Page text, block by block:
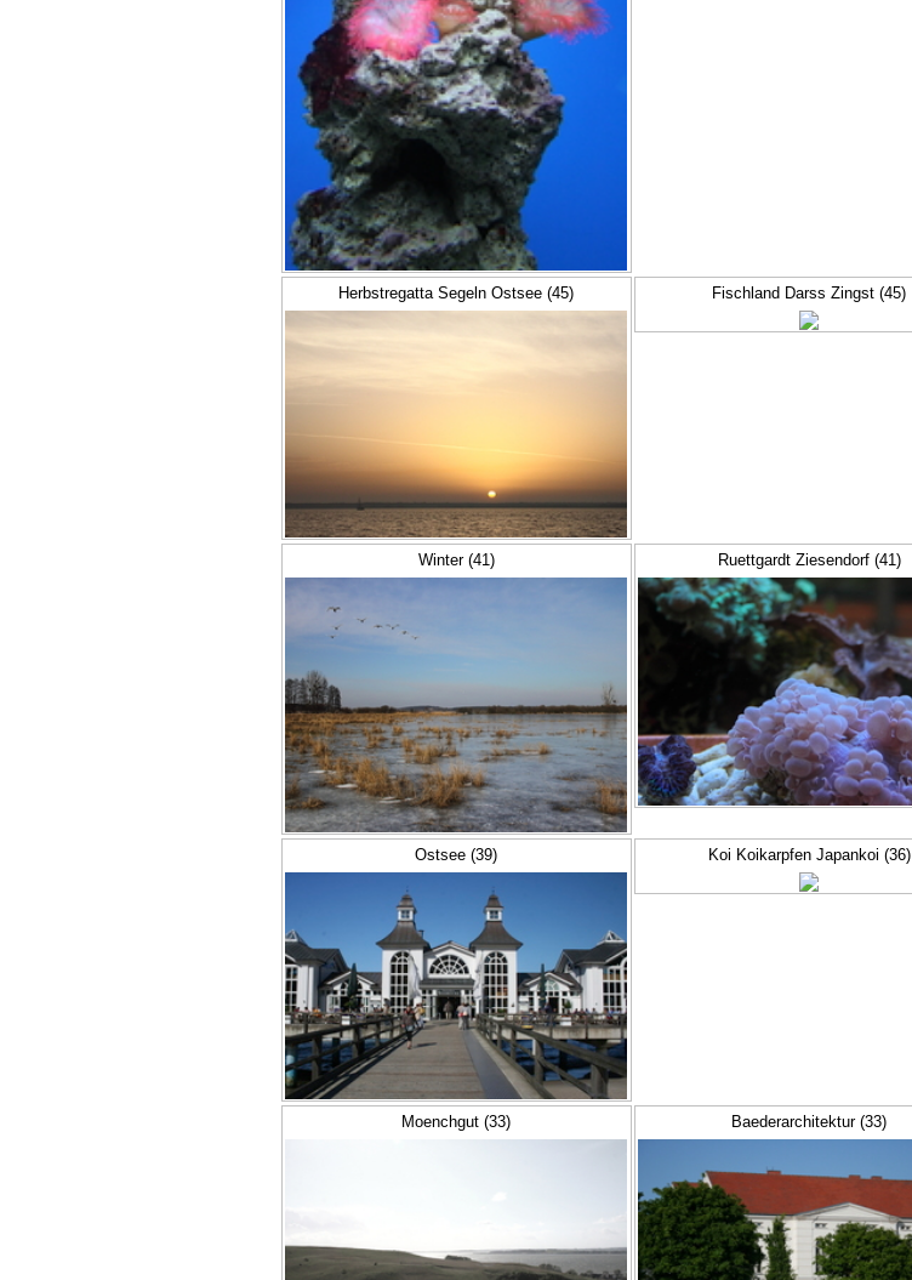
Herbstregatta Segeln Ostsee (45) Fischland Darss Zingst (45)
Winter (41) Ruettgardt Ziesendorf (41)
Ostsee (39) Koi Koikarpfen Japankoi (36)
Moenchgut (33) Baederarchitektur (33)